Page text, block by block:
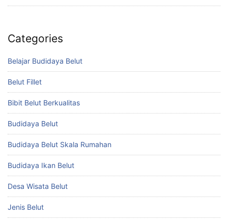
Categories
Belajar Budidaya Belut
Belut Fillet
Bibit Belut Berkualitas
Budidaya Belut
Budidaya Belut Skala Rumahan
Budidaya Ikan Belut
Desa Wisata Belut
Jenis Belut